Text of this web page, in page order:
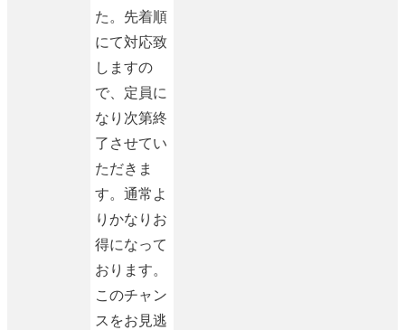
た。先着順
にて対応致
しますの
で、定員に
なり次第終
了させてい
ただきま
す。通常よ
りかなりお
得になって
おります。
このチャン
スをお見逃